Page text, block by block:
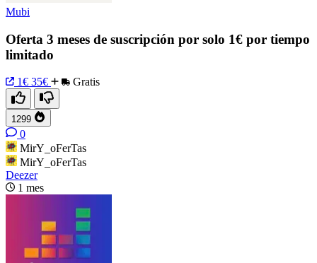
Mubi
Oferta 3 meses de suscripción por solo 1€ por tiempo
limitado
1€ 35€ Gratis
1299
0
MirY_oFerTas
MirY_oFerTas
Deezer
1 mes